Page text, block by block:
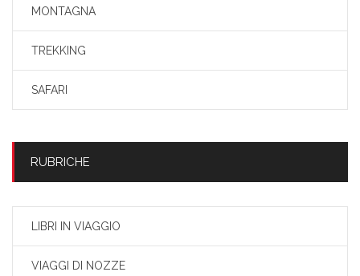
MONTAGNA
TREKKING
SAFARI
RUBRICHE
LIBRI IN VIAGGIO
VIAGGI DI NOZZE